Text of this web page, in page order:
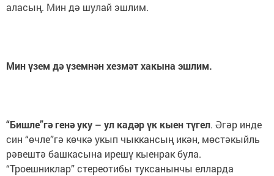
аласың. Мин дә шулай эшлим.
Мин үзем дә үземнән хезмәт хакына эшлим.
“Бишле”гә генә уку – ул кадәр үк кыен түгел. Әгәр инде
син “өчле”гә көчкә укып чыккансың икән, мөстәкыйль
рәвештә башкасына ирешү кыенрак була.
“Троешниклар” стереотибы туксанынчы елларда